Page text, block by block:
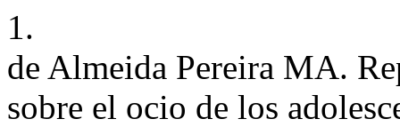
1.
de Almeida Pereira MA.
sobre el ocio de los